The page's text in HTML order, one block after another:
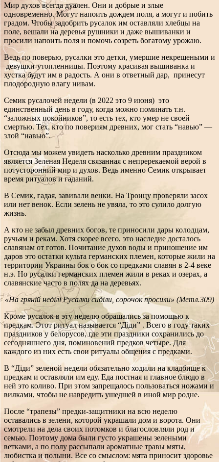
Мир духов всегда дуален. Они и добрые и злые
одновременно. Могут напоить дождем поля, а могут и побить
градом. Чтобы задобрить русалок им оставляли хлебцы на
поле, вешали на деревья рушники и даже вышиванки и
просили напоить поля и помочь созреть богатому урожаю.
Ведь по поверью, русалки это детки, умершие некрещеными и
девушки-утопленницы. Поэтому красивая вышиванка и
хустка будут им в радость. А они в ответный дар, принесут
плодородную влагу нивам.
Семик русалочей недели (в 2022 это 9 июня) это
единственный день в году, когда можно поминать т.н.
“заложных покойников”, то есть тех, кто умер не своей
смертью. Тех, кто по повериям древних, мог стать “навью” —
злой “навью”.
Отсюда мы можем увидеть насколько древним праздником
является Зеленая Неделя связанная с непререкаемой верой в
потусторонний мир и духов. Ведь именно Семик открывает
время ритуалов и гаданий.
В Семик, гадая, завивали венки. На Троицу проверяли засох
или нет венок. Если зелень не увяла, то это сулило долгую
жизнь.
А кто не забыл древних богов, те приносили дары колодцам,
ручьям и рекам. Хотя скорее всего, это наследие досталось
славянам от готов. Почитание духов воды и приношение им
даров это остатки культа германских племен, которые жили на
территории Украины бок о бок со предками славян в 2-4 веке
н.э. Но русалки германских племен жили в реках и озерах, а
славянские часто в полях да на деревьях.
«На гряній неділі Русалки сиділи, сорочок просили» (Метл.309)
Кроме русалок в эту неделю обращались за помощью к
предкам. Этот ритуал называется “Діди” . Всего в году таких
праздников у белорусов, где эти праздники сохранились до
сегодняшнего дня, поминовений предков четыре. Для
каждого из них есть свои ритуалы общения с предками.
В “Діди” зеленой недели обязательно ходили на кладбище к
предкам и оставляли им еду. Еда постная и главное блюдо в
ней это коливо. При этом запрещалось пользоваться ножами и
вилками, чтобы не навредить ушедшей в иной мир родне.
После “трапезы” предки-защитники на всю неделю
оставались в зелени, которой украшали дом и ворота. Они
смотрели на дела своих потомков и благословляли род и
семью. Поэтому дома были густо украшены зелеными
ветками, а по полу рассыпали ароматные травы мяты,
любистка и полыни. Все со смыслом: мята приносит здоровье